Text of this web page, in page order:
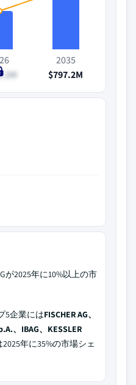
2035
$797.2M
が2025年に10%以上の市
5企業にはFISCHER AG、
、IBAG、KESSLER
年に35%の市場シェ